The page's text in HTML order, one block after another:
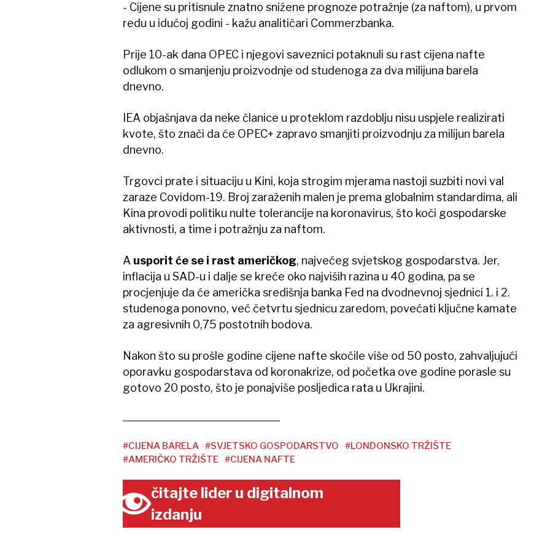
- Cijene su pritisnule znatno snižene prognoze potražnje (za naftom), u prvom
redu u idućoj godini - kažu analitičari Commerzbanka.
Prije 10-ak dana OPEC i njegovi saveznici potaknuli su rast cijena nafte
odlukom o smanjenju proizvodnje od studenoga za dva milijuna barela
dnevno.
IEA objašnjava da neke članice u proteklom razdoblju nisu uspjele realizirati
kvote, što znači da će OPEC+ zapravo smanjiti proizvodnju za milijun barela
dnevno.
Trgovci prate i situaciju u Kini, koja strogim mjerama nastoji suzbiti novi val
zaraze Covidom-19. Broj zaraženih malen je prema globalnim standardima, ali
Kina provodi politiku nulte tolerancije na koronavirus, što koči gospodarske
aktivnosti, a time i potražnju za naftom.
A usporit će se i rast američkog, najvećeg svjetskog gospodarstva. Jer,
inflacija u SAD-u i dalje se kreće oko najviših razina u 40 godina, pa se
procjenjuje da će američka središnja banka Fed na dvodnevnoj sjednici 1. i 2.
studenoga ponovno, već četvrtu sjednicu zaredom, povećati ključne kamate
za agresivnih 0,75 postotnih bodova.
Nakon što su prošle godine cijene nafte skočile više od 50 posto, zahvaljujući
oporavku gospodarstava od koronakrize, od početka ove godine porasle su
gotovo 20 posto, što je ponajviše posljedica rata u Ukrajini.
#CIJENA BARELA #SVJETSKO GOSPODARSTVO
#LONDONSKO TRŽIŠTE
#AMERIČKO TRŽIŠTE #CIJENA NAFTE
čitajte lider u digitalnom
izdanju